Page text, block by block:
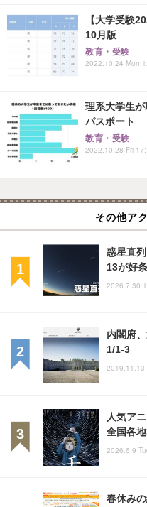
【大学受験
10月版
教育・受験
2022.10.24 Mon
理系大学生
パスポート
教育・受験
2022.10.28 Fri
その他ア
惑星直
13が好
2026.7.30
内閣府
1/1-3
2019.11.13
人気ア
全国各
2026.6.9
春休み